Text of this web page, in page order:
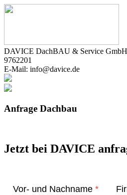
DAVICE DachBAU & Service
9762201
E-Mail: info@davice.de
Anfrage Dachbau
Jetzt bei DAVICE
Vor- und Nachname *